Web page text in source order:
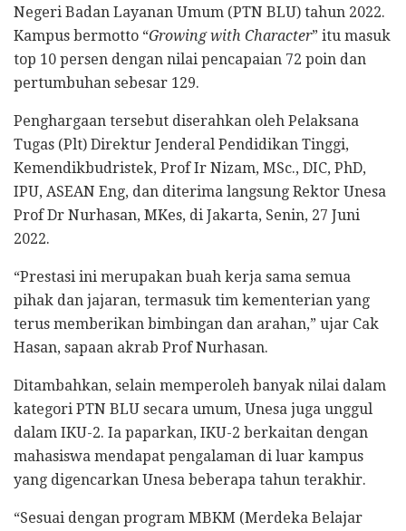
Negeri Badan Layanan Umum (PTN BLU) tahun 2022.
Kampus bermotto “Growing with Character” itu masuk
top 10 persen dengan nilai pencapaian 72 poin dan
pertumbuhan sebesar 129.
Penghargaan tersebut diserahkan oleh Pelaksana
Tugas (Plt) Direktur Jenderal Pendidikan Tinggi,
Kemendikbudristek, Prof Ir Nizam, MSc., DIC, PhD,
IPU, ASEAN Eng, dan diterima langsung Rektor Unesa
Prof Dr Nurhasan, MKes, di Jakarta, Senin, 27 Juni
2022.
“Prestasi ini merupakan buah kerja sama semua
pihak dan jajaran, termasuk tim kementerian yang
terus memberikan bimbingan dan arahan,” ujar Cak
Hasan, sapaan akrab Prof Nurhasan.
Ditambahkan, selain memperoleh banyak nilai dalam
kategori PTN BLU secara umum, Unesa juga unggul
dalam IKU-2. Ia paparkan, IKU-2 berkaitan dengan
mahasiswa mendapat pengalaman di luar kampus
yang digencarkan Unesa beberapa tahun terakhir.
“Sesuai dengan program MBKM (Merdeka Belajar